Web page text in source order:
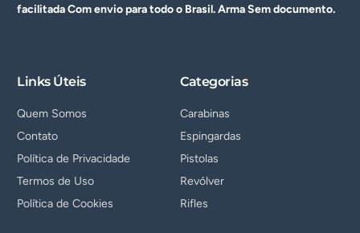
facilitada Com envio para todo o Brasil. ArmaSem documento.
Links Úteis
Quem Somos
Contato
Política de Privacidade
Termos de Uso
Política de Cookies
Categorias
Carabinas
Espingardas
Pistolas
Revólver
Rifles